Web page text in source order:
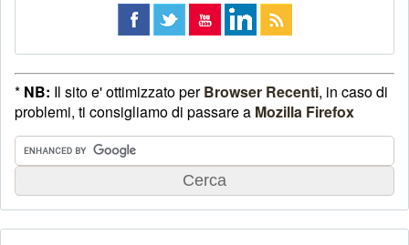
* NB: Il sito e' ottimizzato perBrowser Recenti, in caso di
problemi, ti consigliamo di passare a Mozilla Firefox